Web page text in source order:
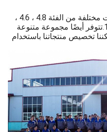
تأتي البراغي عالية القوة بمواصفات مختلفة من الفئة 4.8 ، 4.6 ،
5.6 ، 5.8 ، 6.8 ، 8.8 ، 10.9 ، و 12.9.تتوفر أيضًا مجموعة متنوعة
تخصيص منتجاتنا باستخدام